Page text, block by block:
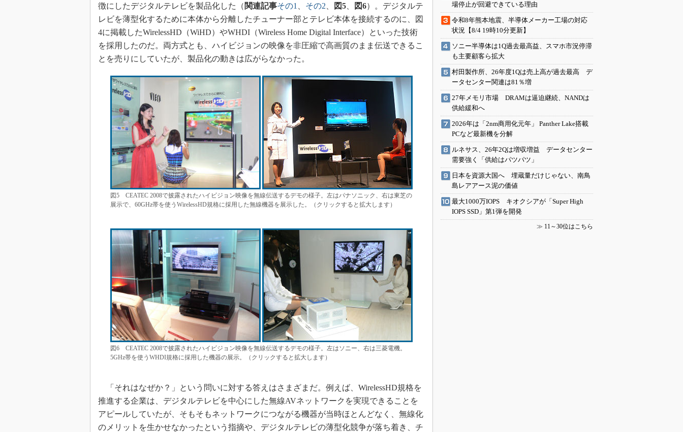
IHSアナリスト「未来展望」
「英語に愛されないエンジニア」の
徴にしたデジタルテレビを製品化した（ 関連記事その1 その2 図5 図6）。デジタルテ
レビを薄型化するために本体から分離したチューナー部とテレビ本体を接続するのに、図
4に掲載したWirelessHD（WiHD）やWHDI（Wireless Home Digital Interface）といった技術
を採用したのだ。両方式とも、ハイビジョンの映像を非圧縮で高画質のまま伝送できるこ
とを売りにしていたが、製品化の動きは広がらなかった。
図5 CEATEC 2008で披露されたハイビジョン映像を無線伝送するデモの様子。左はパナソニック、右は東芝の
展示で、60GHz帯を使うWirelessHD規格に採用した無線機器を展示した。（クリックすると拡大します）
図6 CEATEC 2008で披露されたハイビジョン映像を無線伝送するデモの様子。左はソニー、右は三菱電機。
5GHz帯を使うWHDI規格に採用した機器の展示。（クリックすると拡大します）
「それはなぜか？」という問いに対する答えはさまざまだ。例えば、WirelessHD規格を
推進する企業は、デジタルテレビを中心にした無線AVネットワークを実現できることを
アピールしていたが、そもそもネットワークにつながる機器が当時ほとんどなく、無線化
のメリットを生かせなかったという指摘や、デジタルテレビの薄型化競争が落ち着き、チ
場停止が回避できている理由
令和8年熊本地震、半導体メーカー工場の対応
状況【8/4 19時10分更新】
ソニー半導体は1Q過去最高益、スマホ市況停滞
も主要顧客ら拡大
村田製作所、26年度1Qは売上高が過去最高 デ
ータセンター関連は81％増
27年メモリ市場 DRAMは逼迫継続、NANDは
供給緩和へ
2026年は「2nm商用化元年」 Panther Lake搭載
PCなど最新機を分解
ルネサス、26年2Qは増収増益 データセンター
需要強く「供給はパツパツ」
日本を資源大国へ 埋蔵量だけじゃない、南鳥
島レアアース泥の価値
最大1000万IOPS キオクシアが「Super High
IOPS SSD」第1弾を開発
≫ 11～30位はこちら